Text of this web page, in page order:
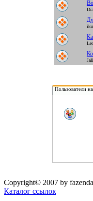
Пользователи
Copyright© 2007 by
Каталог ссылок